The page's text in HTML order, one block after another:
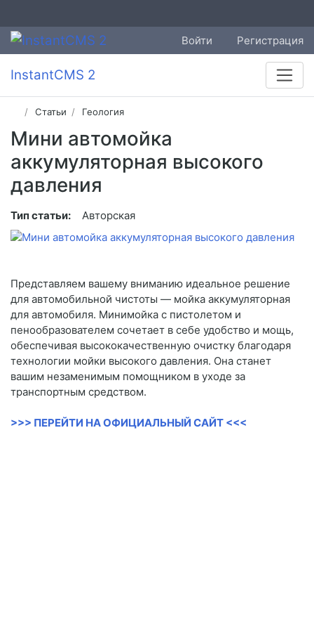
Войти Регистрация
InstantCMS 2
Статьи Геология
Мини автомойка
аккумуляторная высокого
давления
Тип статьи: Авторская
Представляем вашему вниманию идеальное решение
для автомобильной чистоты — мойка аккумуляторная
для автомобиля. Минимойка с пистолетом и
пенообразователем сочетает в себе удобство и мощь,
обеспечивая высококачественную очистку благодаря
технологии мойки высокого давления. Она станет
вашим незаменимым помощником в уходе за
транспортным средством.
>>> ПЕРЕЙТИ НА ОФИЦИАЛЬНЫЙ САЙТ <<<